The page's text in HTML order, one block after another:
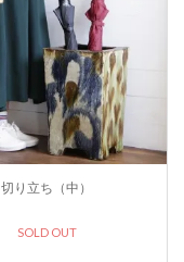
切り立ち（中）
SOLD OUT